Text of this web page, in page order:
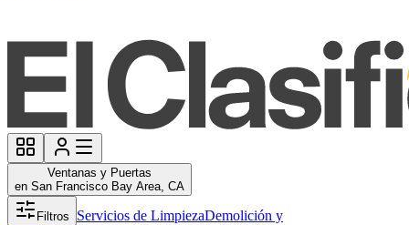
Ventanas y Puertas
en San Francisco Bay Area, CA
Filtros Servicios de LimpiezaDemolición y